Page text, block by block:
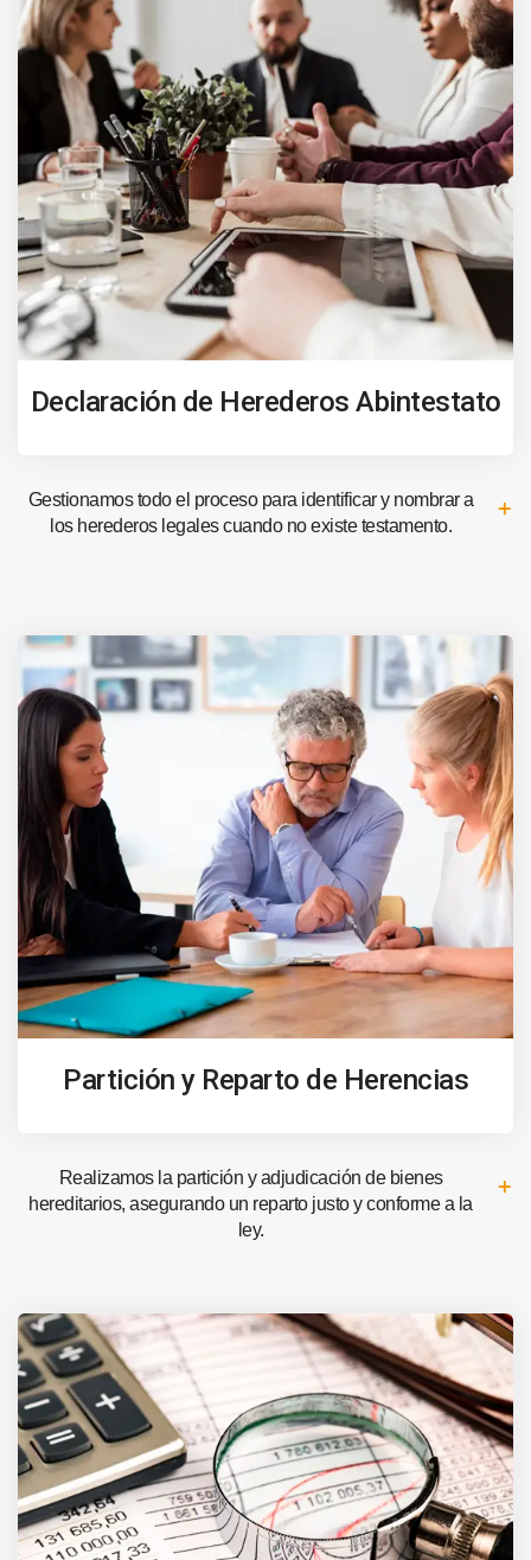
Declaración de Herederos Abintestato
Gestionamos todo el proceso para identificar y nombrar a
los herederos legales cuando no existe testamento.
Partición y Reparto de Herencias
Realizamos la partición y adjudicación de bienes
hereditarios, asegurando un reparto justo y conforme a la
ley.